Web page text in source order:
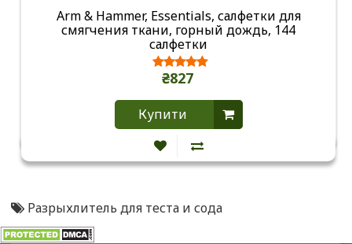
Arm & Hammer, Essentials, салфетки для
смягчения ткани, горный дождь, 144
салфетки
₴827
Купити
Разрыхлитель для теста и сода